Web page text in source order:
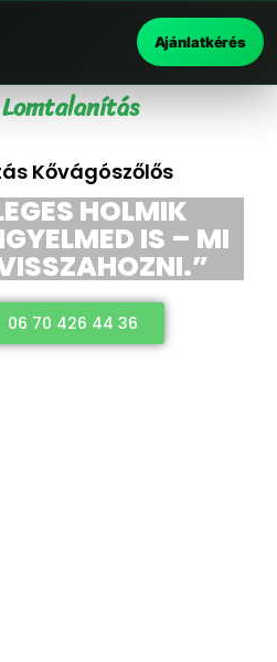
Ajánlatkérés
Kővágószőlős
HOLMIK
IS – MI
06 70 426 44 36